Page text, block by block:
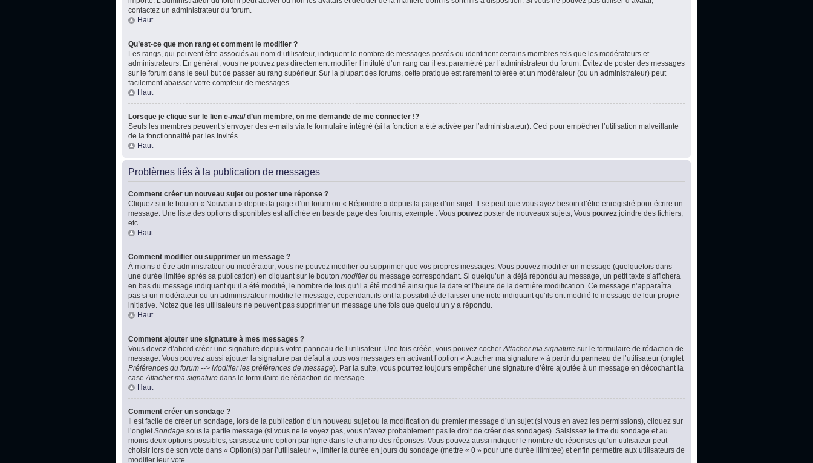
contactez un administrateur du forum.
Haut
Qu’est-ce que mon rang et comment le modifier ?
Les rangs, qui peuvent être associés au nom d’utilisateur, indiquent le nombre de messages postés ou identifient certains membres tels que les modérateurs et
administrateurs. En général, vous ne pouvez pas directement modifier l’intitulé d’un rang car il est paramétré par l’administrateur du forum. Évitez de poster des messages
sur le forum dans le seul but de passer au rang supérieur. Sur la plupart des forums, cette pratique est rarement tolérée et un modérateur (ou un administrateur) peut
facilement abaisser votre compteur de messages.
Haut
Lorsque je clique sur le lien e-maild’un membre, on me demande de me connecter !?
Seuls les membres peuvent s’envoyer des e-mails via le formulaire intégré (si la fonction a été activée par l’administrateur). Ceci pour empêcher l’utilisation malveillante
de la fonctionnalité par les invités.
Haut
Problèmes liés à la publication de messages
Comment créer un nouveau sujet ou poster une réponse ?
Cliquez sur le bouton « Nouveau » depuis la page d’un forum ou « Répondre » depuis la page d’un sujet. Il se peut que vous ayez besoin d’être enregistré pour écrire un
message. Une liste des options disponibles est affichée en bas de page des forums, exemple : Vous pouvez poster de nouveaux sujets, Vous pouvez joindre des fichiers,
etc.
Haut
Comment modifier ou supprimer un message ?
À moins d’être administrateur ou modérateur, vous ne pouvez modifier ou supprimer que vos propres messages. Vous pouvez modifier un message (quelquefois dans
une durée limitée après sa publication) en cliquant sur le bouton modifierdu message correspondant. Si quelqu’un a déjà répondu au message, un petit texte s’affichera
en bas du message indiquant qu’il a été modifié, le nombre de fois qu’il a été modifié ainsi que la date et l’heure de la dernière modification. Ce message n’apparaîtra
pas si un modérateur ou un administrateur modifie le message, cependant ils ont la possibilité de laisser une note indiquant qu’ils ont modifié le message de leur propre
initiative. Notez que les utilisateurs ne peuvent pas supprimer un message une fois que quelqu’un y a répondu.
Haut
Comment ajouter une signature à mes messages ?
Vous devez d’abord créer une signature depuis votre panneau de l’utilisateur. Une fois créée, vous pouvez cocherAttacher ma signature sur le formulaire de rédaction de
message. Vous pouvez aussi ajouter la signature par défaut à tous vos messages en activant l’option « Attacher ma signature » à partir du panneau de l’utilisateur (onglet
Préférences du forum --> Modifier les préférences de message). Par la suite, vous pourrez toujours empêcher une signature d’être ajoutée à un message en décochant la
caseAttacher ma signature dans le formulaire de rédaction de message.
Haut
Comment créer un sondage ?
Il est facile de créer un sondage, lors de la publication d’un nouveau sujet ou la modification du premier message d’un sujet (si vous en avez les permissions), cliquez sur
l’ongletSondage sous la partie message (si vous ne le voyez pas, vous n’avez probablement pas le droit de créer des sondages). Saisissez le titre du sondage et au
moins deux options possibles, saisissez une option par ligne dans le champ des réponses. Vous pouvez aussi indiquer le nombre de réponses qu’un utilisateur peut
choisir lors de son vote dans « Option(s) par l’utilisateur », limiter la durée en jours du sondage (mettre « 0 » pour une durée illimitée) et enfin permettre aux utilisateurs de
modifier leur vote.